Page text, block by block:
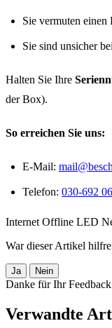
Sie vermuten
Sie sind unsicher
Halten Sie Ihre
der Box).
So erreichen Sie uns:
E-Mail:
Telefon: 030-692
Internet Offline LED
War dieser Artikel
Ja Nein
Danke für Ihr
Verwandte